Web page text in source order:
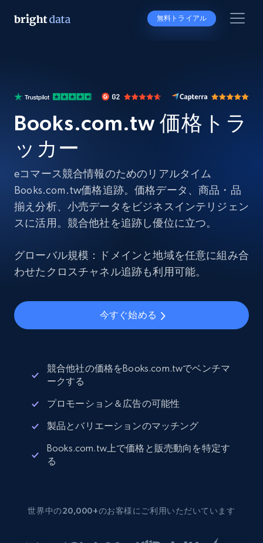
無料トライアル
Books.com.tw 価格トラ
ッカー
eコマース競合情報のためのリアルタイム
Books.com.tw価格追跡。価格データ、商品・品
揃え分析、小売データをビジネスインテリジェン
スに活用。競合他社を追跡し優位に立つ。
グローバル規模：ドメインと地域を任意に組み合
わせたクロスチャネル追跡も利用可能。
今すぐ始める
競合他社の価格をBooks.com.twでベンチマ
ークする
プロモーション＆広告の可能性
製品とバリエーションのマッチング
Books.com.tw上で価格と販売動向を特定す
る
世界中の20,000+のお客様にご利用いただいています